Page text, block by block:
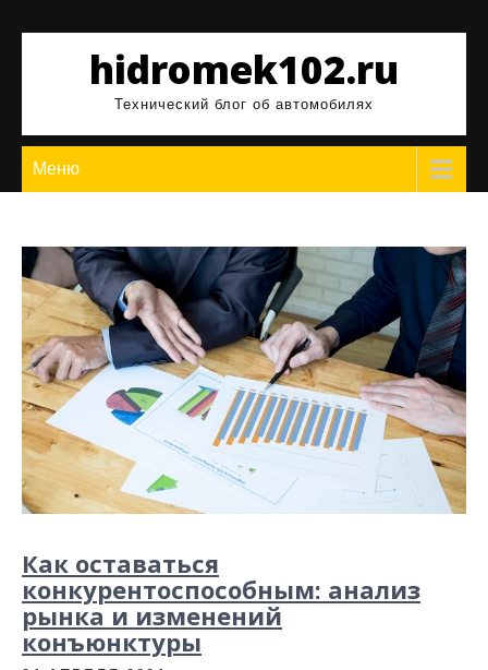
содержимомуhidromek102.ru
Технический блог об автомобилях
Меню
Как оставаться
конкурентоспособным: анализ
рынка и изменений
конъюнктуры